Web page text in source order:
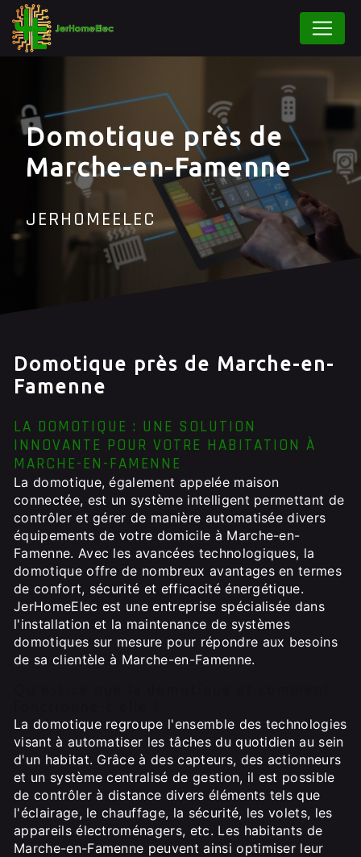
Domotique près de
Marche-en-Famenne
JERHOMEELEC
Domotique près de Marche-en-
Famenne
LA DOMOTIQUE : UNE SOLUTION
INNOVANTE POUR VOTRE HABITATION À
MARCHE-EN-FAMENNE
La domotique, également appelée maison
connectée, est un système intelligent permettant de
contrôler et gérer de manière automatisée divers
équipements de votre domicile à Marche-en-
Famenne. Avec les avancées technologiques, la
domotique offre de nombreux avantages en termes
de confort, sécurité et efficacité énergétique.
JerHomeElec est une entreprise spécialisée dans
l'installation et la maintenance de systèmes
domotiques sur mesure pour répondre aux besoins
de sa clientèle à Marche-en-Famenne.
La domotique regroupe l'ensemble des technologies
visant à automatiser les tâches du quotidien au sein
d'un habitat. Grâce à des capteurs, des actionneurs
et un système centralisé de gestion, il est possible
de contrôler à distance divers éléments tels que
l'éclairage, le chauffage, la sécurité, les volets, les
appareils électroménagers, etc. Les habitants de
Marche-en-Famenne peuvent ainsi optimiser leur
Panneau de gestion des cookies